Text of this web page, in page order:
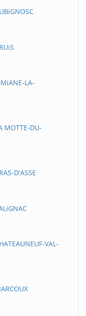
LA-
DU-
D'ASSE
VAL-